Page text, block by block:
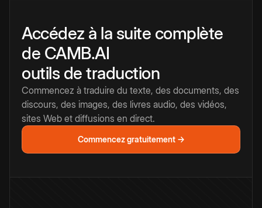
Accédez à la suite complète
de CAMB.AI
outils de traduction
Commencez à traduire du texte, des documents, des
discours, des images, des livres audio, des vidéos,
sites Web et diffusions en direct.
Commencez gratuitement →